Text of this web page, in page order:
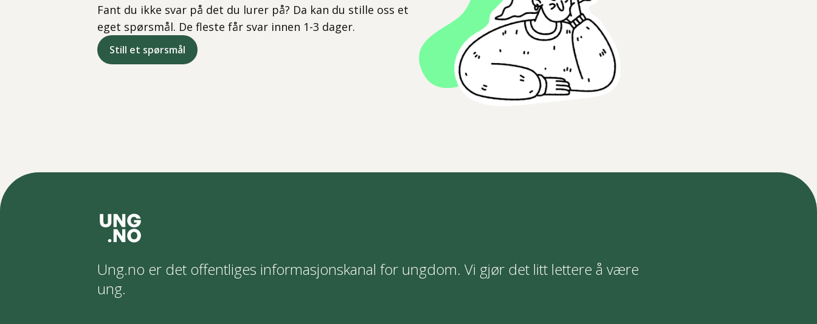
Fant du ikke svar på det du lurer på? Da kan du stille oss et
eget spørsmål. De fleste får svar innen 1-3 dager.
Still et spørsmål
Ung.no er det offentliges informasjonskanal for ungdom. Vi gjør det litt lettere å være
ung.